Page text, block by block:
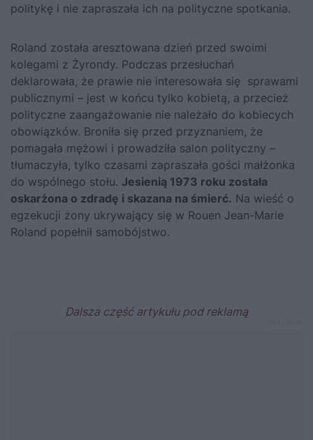
politykę i nie zapraszała ich na polityczne spotkania.
Roland została aresztowana dzień przed swoimi
kolegami z Żyrondy. Podczas przesłuchań
deklarowała, że prawie nie interesowała się sprawami
publicznymi – jest w końcu tylko kobietą, a przecież
polityczne zaangażowanie nie należało do kobiecych
obowiązków. Broniła się przed przyznaniem, że
pomagała mężowi i prowadziła salon polityczny –
tłumaczyła, tylko czasami zapraszała gości małżonka
do wspólnego stołu. Jesienią 1973 roku została
oskarżona o zdradę i skazana na śmierć. Na wieść o
egzekucji żony ukrywający się w Rouen Jean-Marie
Roland popełnił samobójstwo.